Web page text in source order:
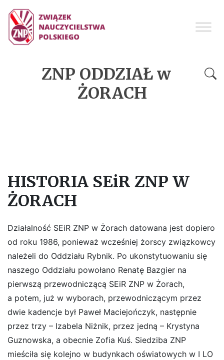
ZNP ODDZIAŁ w
ŻORACH
HISTORIA SEiR ZNP W
ŻORACH
Działalność SEiR ZNP w Żorach datowana jest dopiero
od roku 1986, ponieważ wcześniej żorscy związkowcy
należeli do Oddziału Rybnik. Po ukonstytuowaniu się
naszego Oddziału powołano Renatę Bazgier na
pierwszą przewodniczącą SEiR ZNP w Żorach,
a potem, już w wyborach, przewodniczącym przez
dwie kadencje był Paweł Maciejończyk, następnie
przez trzy – Izabela Niżnik, przez jedną – Krystyna
Guznowska, a obecnie Zofia Kuś. Siedziba ZNP
mieściła się kolejno w budynkach oświatowych w I LO